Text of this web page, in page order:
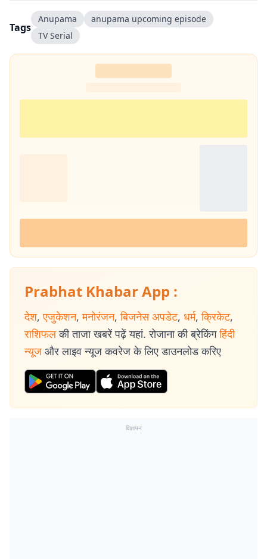
Tags
Anupama
anupama upcoming episode
TV Serial
Prabhat Khabar App :
देश, एजुकेशन, मनोरंजन, बिजनेस अपडेट, धर्म, क्रिकेट,
राशिफल की ताजा खबरें पढ़ें यहां. रोजाना की ब्रेकिंग हिंदी
न्यूज और लाइव न्यूज कवरेज के लिए डाउनलोड करिए
विज्ञापन